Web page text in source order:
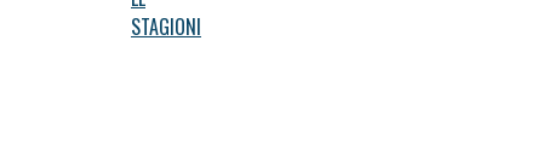
STAGIONI